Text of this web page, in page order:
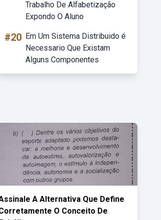
Trabalho De Alfabetização
Expondo O Aluno
#20 Em Um Sistema Distribuido é
Necessario Que Existam
Alguns Componentes
A Alternativa Que Define
O Conceito De